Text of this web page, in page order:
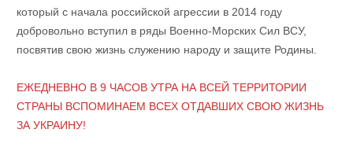
который с начала российской агрессии в 2014 году
добровольно вступил в ряды Военно-Морских Сил ВСУ,
посвятив свою жизнь служению народу и защите Родины.
ЕЖЕДНЕВНО В 9 ЧАСОВ УТРА НА ВСЕЙ ТЕРРИТОРИИ
СТРАНЫ ВСПОМИНАЕМ ВСЕХ ОТДАВШИХ СВОЮ ЖИЗНЬ
ЗА УКРАИНУ!